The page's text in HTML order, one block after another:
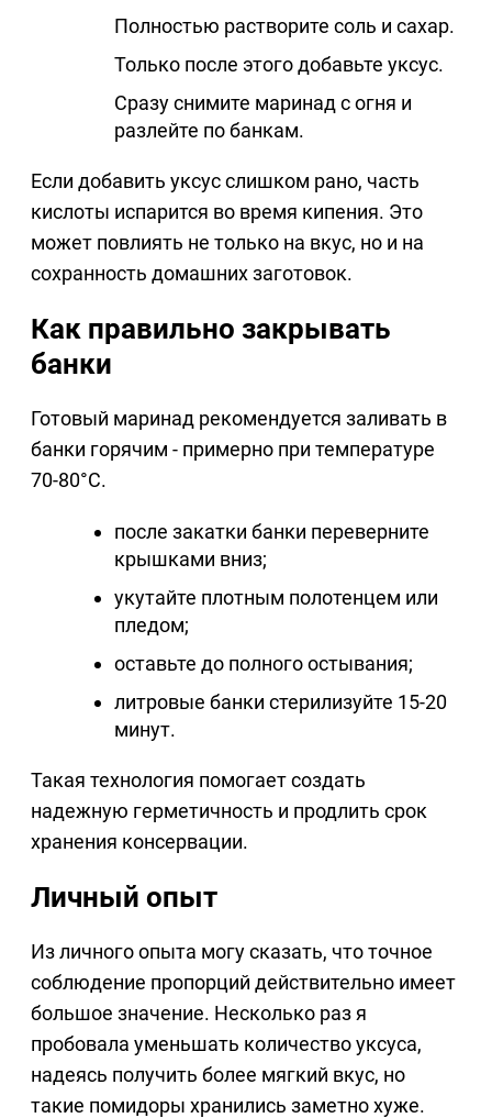
Полностью растворите соль и сахар.
Только после этого добавьте уксус.
Сразу снимите маринад с огня и
разлейте по банкам.
Если добавить уксус слишком рано, часть
кислоты испарится во время кипения. Это
может повлиять не только на вкус, но и на
сохранность домашних заготовок.
Как правильно закрывать
банки
Готовый маринад рекомендуется заливать в
банки горячим - примерно при температуре
70-80°C.
после закатки банки переверните
крышками вниз;
укутайте плотным полотенцем или
пледом;
оставьте до полного остывания;
литровые банки стерилизуйте 15-20
минут.
Такая технология помогает создать
надежную герметичность и продлить срок
хранения консервации.
Личный опыт
Из личного опыта могу сказать, что точное
соблюдение пропорций действительно имеет
большое значение. Несколько раз я
пробовала уменьшать количество уксуса,
надеясь получить более мягкий вкус, но
такие помидоры хранились заметно хуже.